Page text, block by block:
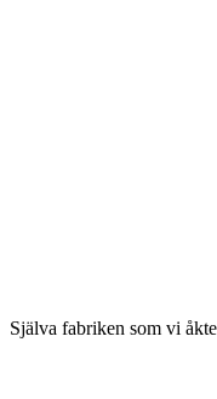
Själva fabriken som vi